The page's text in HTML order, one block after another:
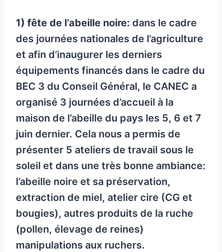
1) fête de l’abeille noire: dans le cadre
des journées nationales de l’agriculture
et afin d’inaugurer les derniers
équipements financés dans le cadre du
BEC 3 du Conseil Général, le CANEC a
organisé 3 journées d’accueil à la
maison de l’abeille du pays les 5, 6 et 7
juin dernier. Cela nous a permis de
présenter 5 ateliers de travail sous le
soleil et dans une très bonne ambiance:
l’abeille noire et sa préservation,
extraction de miel, atelier cire (CG et
bougies), autres produits de la ruche
(pollen, élevage de reines)
manipulations aux ruchers.